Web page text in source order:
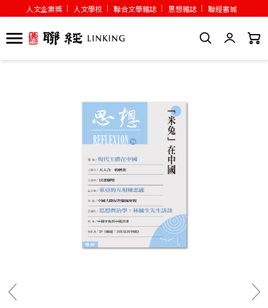
人文企業獎 人文學校 聯合文學雜誌 思想雜誌 聯經書城